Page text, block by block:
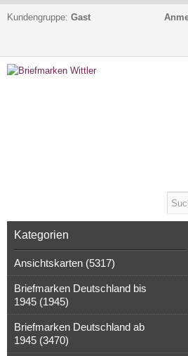
Kundengruppe: Gast
Kategorien
Ansichtskarten (5317)
Briefmarken Deutschland bis
1945 (1945)
Briefmarken Deutschland ab
1945 (3470)